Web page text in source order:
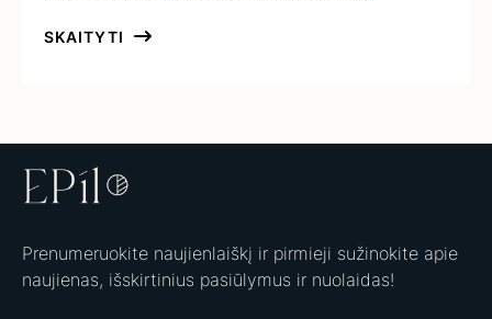
SKAITYTI
Prenumeruokite naujienlaiškį ir pirmieji sužinokite apie
naujienas, išskirtinius pasiūlymus ir nuolaidas!